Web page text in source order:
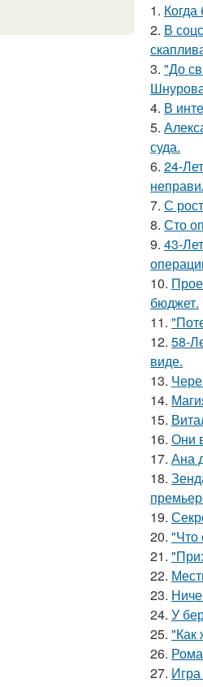
1.
2. В
3. "До
4. В
5.
суда.
6. 24-
7. С
8. Сто
9. 43-
10.
бюджет.
11.
12. 58-
виде.
13.
14.
15.
16. Они
17. Ана
18.
19.
20. "Что
21.
22.
23.
24. У
25. "Как
26.
27.